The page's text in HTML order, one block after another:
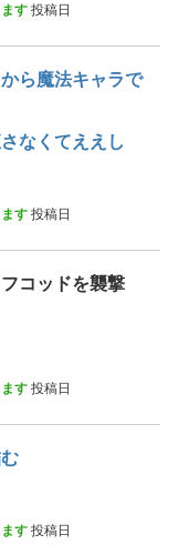
す 投稿日
ら魔法キャラで
なくてええし
す 投稿日
コッドを襲撃
す 投稿日
す 投稿日